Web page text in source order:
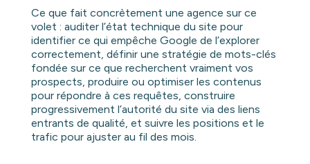
Ce que fait concrètement une agence sur ce
volet : auditer l’état technique du site pour
identifier ce qui empêche Google de l’explorer
correctement, définir une stratégie de mots-clés
fondée sur ce que recherchent vraiment vos
prospects, produire ou optimiser les contenus
pour répondre à ces requêtes, construire
progressivement l’autorité du site via des liens
entrants de qualité, et suivre les positions et le
trafic pour ajuster au fil des mois.